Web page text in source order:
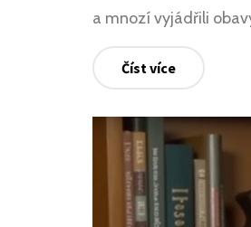
a mnozí vyjádřili
Číst více